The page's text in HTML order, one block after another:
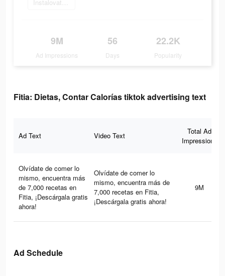
Instalovat teď
9M
Ad Impressions
56
Days
22.2K
Popularity
Fitia: Dietas, Contar Calorías tiktok advertising text
Ad Text Video Text
Total Ad
Impressions
Olvídate de comer lo
mismo, encuentra más
de 7,000 recetas en
Fitia, ¡Descárgala gratis
ahora!
Olvídate de comer lo
mismo, encuentra más de
7,000 recetas en Fitia,
¡Descárgala gratis ahora!
9M
Ad Schedule